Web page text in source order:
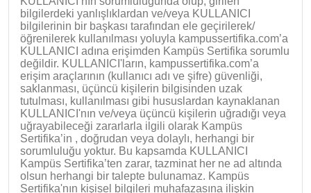
bilgilerdeki yanlışlıklardan ve/veya KULLANICI
bilgilerinin bir başkası tarafından ele geçirilerek/
öğrenilerek kullanılması yoluyla kampussertifika.com’a
KULLANICI adına erişimden Kampüs Sertifika sorumlu
değildir. KULLANICI'ların, kampussertifika.com’a
erişim araçlarının (kullanıcı adı ve şifre) güvenliği,
saklanması, üçüncü kişilerin bilgisinden uzak
tutulması, kullanılması gibi hususlardan kaynaklanan
KULLANICI'nın ve/veya üçüncü kişilerin uğradığı veya
uğrayabileceği zararlarla ilgili olarak Kampüs
Sertifika’in , doğrudan veya dolaylı, herhangi bir
sorumluluğu yoktur. Bu kapsamda KULLANICI
Kampüs Sertifika’ten zarar, tazminat her ne ad altında
olsun herhangi bir talepte bulunamaz. Kampüs
Sertifika'nın kişisel bilgileri muhafazasına ilişkin